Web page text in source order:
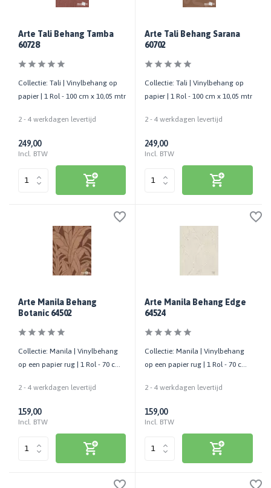
Arte Tali Behang Tamba
60728
Collectie: Tali | Vinylbehang op
papier | 1 Rol - 100 cm x 10,05 mtr
2 - 4 werkdagen levertijd
249,00
Incl. BTW
Arte Tali Behang Sarana
60702
Collectie: Tali | Vinylbehang op
papier | 1 Rol - 100 cm x 10,05 mtr
2 - 4 werkdagen levertijd
249,00
Incl. BTW
Arte Manila Behang
Botanic 64502
Collectie: Manila | Vinylbehang
op een papier rug | 1 Rol - 70 cm
2 - 4 werkdagen levertijd
159,00
Incl. BTW
Arte Manila Behang Edge
64524
Collectie: Manila | Vinylbehang
op een papier rug | 1 Rol - 70 cm
2 - 4 werkdagen levertijd
159,00
Incl. BTW